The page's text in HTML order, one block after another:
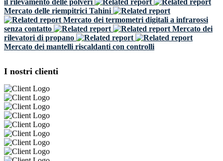
il rilevamento delle polveri
Mercato delle riempitrici Tahini
Mercato dei termometri digitali a infrarossi
senza contatto
Mercato dei
rilevatori di propano
Mercato dei mantelli riscaldanti con controlli
I nostri clienti